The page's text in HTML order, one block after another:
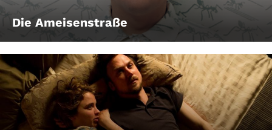
Die Ameisenstraße